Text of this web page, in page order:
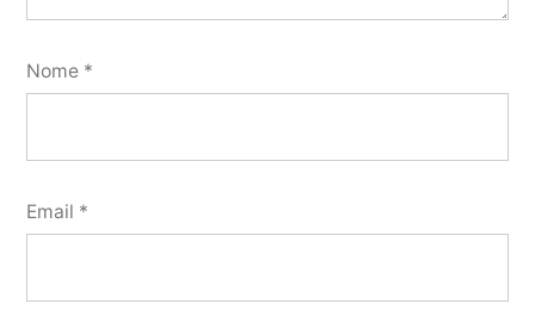
Nome *
Email *